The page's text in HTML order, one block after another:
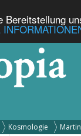
Bereitstellung
Kosmologie